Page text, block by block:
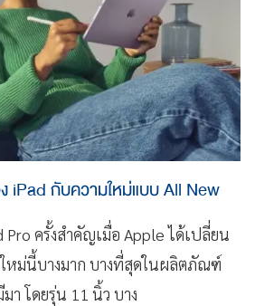
iPad กับความใหม่แบบ All New
Pro ครั้งสำคัญเมื่อ Apple ได้เปลี่ยน
หม่นี้บางมาก บางที่สุดในผลิตภัณฑ์
า โดยรุ่น 11 นิ้ว บาง